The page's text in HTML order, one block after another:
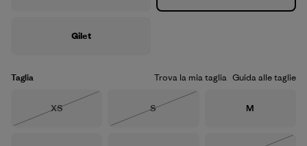
Gilet
Taglia Trova la mia taglia Guida alle taglie
Taglia
XS
Taglia
S
Taglia
M